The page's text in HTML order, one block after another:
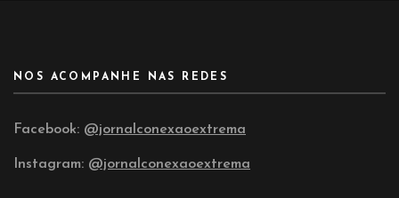
NOS ACOMPANHE NAS REDES
Facebook: @jornalconexaoextrema
Instagram: @jornalconexaoextrema